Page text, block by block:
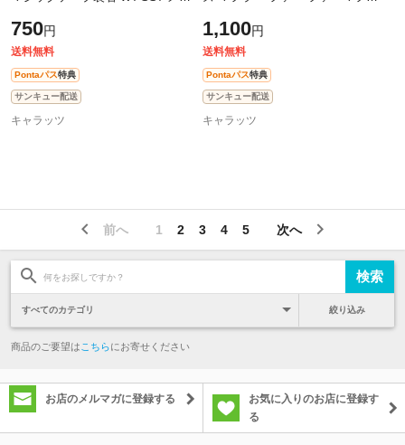
750円
送料無料
Pontaパス特典
サンキュー配送
キャラッツ
手 無地 白 シンプル ネックウォー
マ
1,100円
送料無料
Pontaパス特典
サンキュー配送
キャラッツ
前へ 次へ
1 2 3 4 5
絞り込み
商品のご要望は こちらにお寄せください
お店のメルマガに登録する
お気に入りのお店に登録す
る